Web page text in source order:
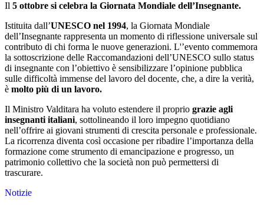
Il 5 ottobre si celebra la Giornata Mondiale dell’Insegnante.
Istituita dall’UNESCO nel 1994, la Giornata Mondiale
dell’Insegnante rappresenta un momento di riflessione universale sul
contributo di chi forma le nuove generazioni. L'’evento commemora
la sottoscrizione delle Raccomandazioni dell’UNESCO sullo status
di insegnante con l’obiettivo è sensibilizzare l’opinione pubblica
sulle difficoltà immense del lavoro del docente, che, a dire la verità,
è molto più di un lavoro.
Il Ministro Valditara ha voluto estendere il proprio grazie agli
insegnanti italiani, sottolineando il loro impegno quotidiano
nell’offrire ai giovani strumenti di crescita personale e professionale.
La ricorrenza diventa così occasione per ribadire l’importanza della
formazione come strumento di emancipazione e progresso, un
patrimonio collettivo che la società non può permettersi di
trascurare.
Notizie